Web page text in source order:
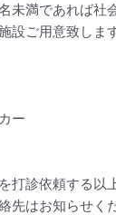
未満であれば社
設ご用意致します
ー
打診依頼する以
先はお知らせく